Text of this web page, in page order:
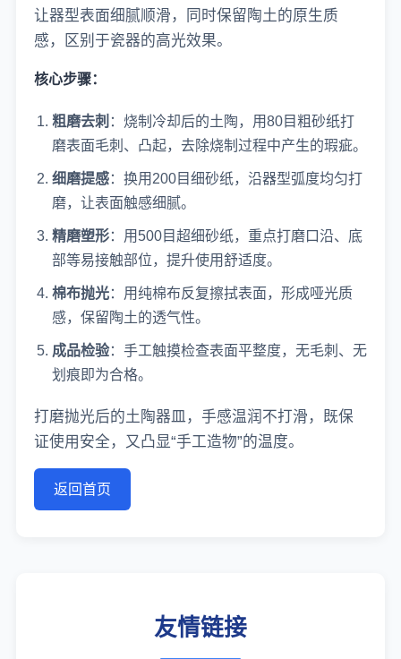
让器型表面细腻顺滑，同时保留陶土的原生质
感，区别于瓷器的高光效果。
核心步骤：
粗磨去刺 ：烧制冷却后的土陶，用80目粗砂纸打
磨表面毛刺、凸起，去除烧制过程中产生的瑕疵。
细磨提感：换用200目细砂纸，沿器型弧度均匀打
磨，让表面触感细腻。
精磨塑形：用500目超细砂纸，重点打磨口沿、底
部等易接触部位，提升使用舒适度。
棉布抛光：用纯棉布反复擦拭表面，形成哑光质
感，保留陶土的透气性。
成品检验：手工触摸检查表面平整度，无毛刺、无
划痕即为合格。
打磨抛光后的土陶器皿，手感温润不打滑，既保
证使用安全，又凸显“手工造物”的温度。
返回首页
友情链接